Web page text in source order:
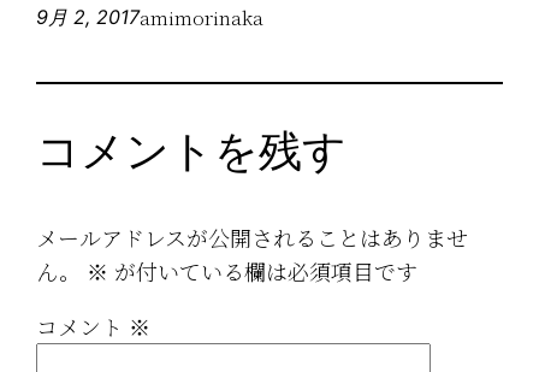
9月 2, 2017amimorinaka
コメントを残す
メールアドレスが公開されることはありませ
ん。
※ が付いている欄は必須項目です
コメント ※